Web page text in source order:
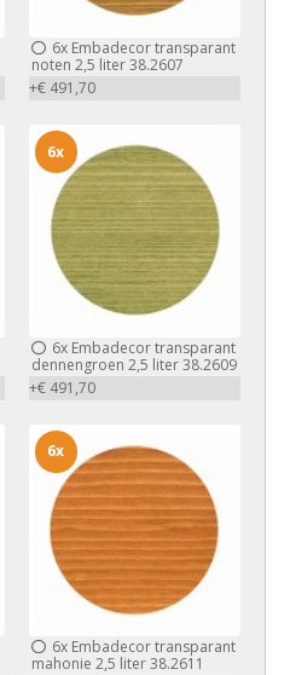
6xEmbadecor transparant
noten 2,5 liter 38.2607
+€ 491,70
6xEmbadecor transparant
dennengroen 2,5 liter 38.2609
+€ 491,70
6x
6xEmbadecor transparant
mahonie 2,5 liter 38.2611
6x